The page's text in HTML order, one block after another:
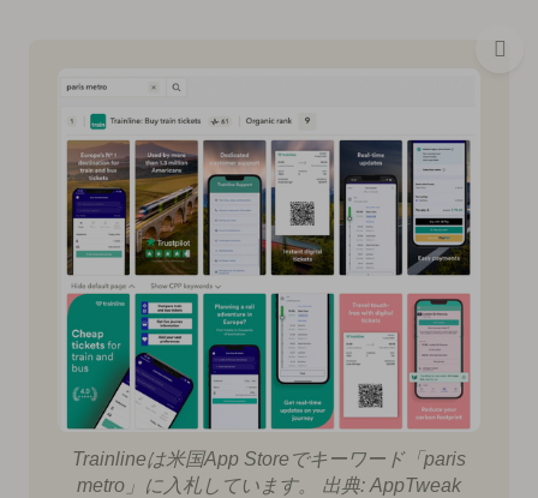
Trainlineは米国App Storeでキーワード「paris
metro」に入札しています。 出典: AppTweak